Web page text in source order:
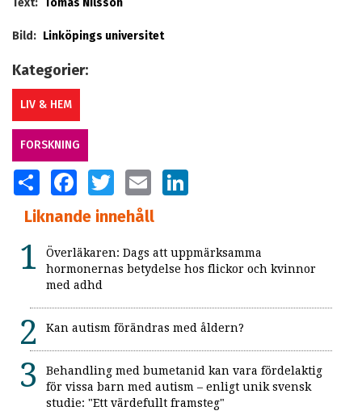
Bild: Linköpings universitet
Kategorier:
LIV & HEM
FORSKNING
SHARE FACEBOOKTWITTER EMAIL
Liknande innehåll
Överläkaren: Dags att uppmärksamma
hormonernas betydelse hos flickor och kvinnor
med adhd
Kan autism förändras med åldern?
Behandling med bumetanid kan vara fördelaktig
för vissa barn med autism – enligt unik svensk
studie: "Ett värdefullt framsteg"